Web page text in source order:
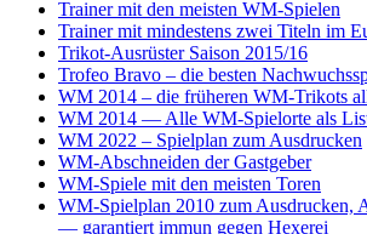
Trainer mit den meisten WM-Spielen
Trainer mit mindestens zwei Titeln im
Trikot-Ausrüster Saison 2015/16
Trofeo Bravo – die besten
WM 2014 – die früheren WM-Trikots
WM 2014 — Alle WM-Spielorte als
WM 2022 – Spielplan zum Ausdrucken
WM-Abschneiden der Gastgeber
WM-Spiele mit den meisten Toren
WM-Spielplan 2010 zum Ausdrucken,
— garantiert immun gegen Hexerei